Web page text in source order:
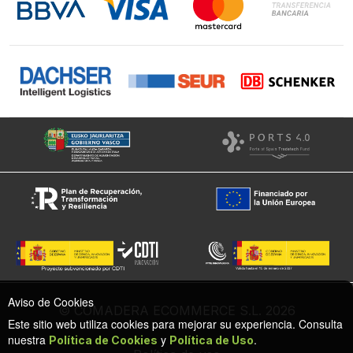
Facebook
© COMADERA ECOMMERCE S.L. 2026
Aviso de Cookies
Este sitio web utiliza cookies para mejorar su experiencia. Consulta
nuestra Política de Cookies y Política de Uso.